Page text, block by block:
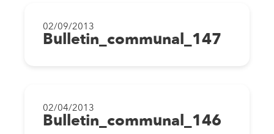
02/09/2013
Bulletin_communal_147
02/04/2013
Bulletin_communal_146